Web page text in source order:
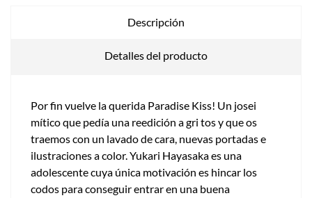
Descripción
Detalles del producto
Por fin vuelve la querida Paradise Kiss! Un josei
mítico que pedía una reedición a gri tos y que os
traemos con un lavado de cara, nuevas portadas e
ilustraciones a color. Yukari Hayasaka es una
adolescente cuya única motivación es hincar los
codos para conseguir entrar en una buena